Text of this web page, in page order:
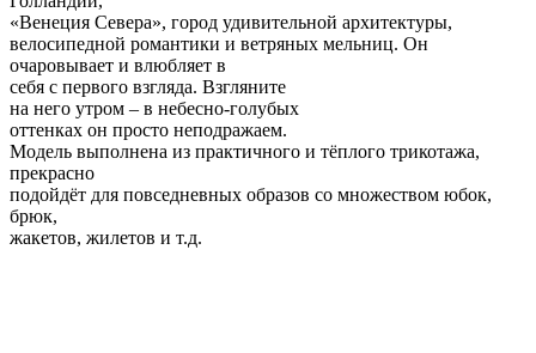
«Венеция Севера», город удивительной архитектуры,
велосипедной романтики и ветряных мельниц. Он
очаровывает и влюбляет в
себя с первого взгляда. Взгляните
на него утром – в небесно-голубых
оттенках он просто неподражаем.
Модель выполнена из практичного и тёплого трикотажа,
прекрасно
подойдёт для повседневных образов со множеством юбок,
брюк,
жакетов, жилетов и т.д.